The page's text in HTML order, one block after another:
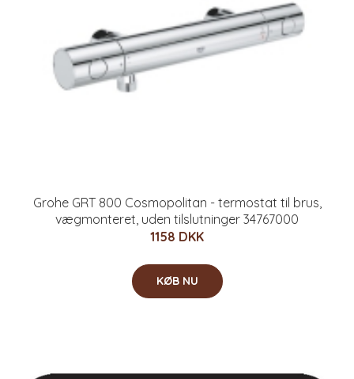
Grohe GRT 800 Cosmopolitan - termostat til brus,
vægmonteret, uden tilslutninger 34767000
1158 DKK
KØB NU